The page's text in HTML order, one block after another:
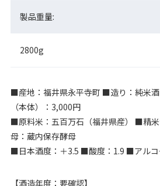
製品重量:
2800g
■産地：福井県永平寺町 ■造り：純米
（本体）：3,000円
■原料米：五百万石（福井県産） ■精
母：蔵内保存酵母
■日本酒度：＋3.5 ■酸度：1.9 ■アルコ
【酒造年度：要確認】